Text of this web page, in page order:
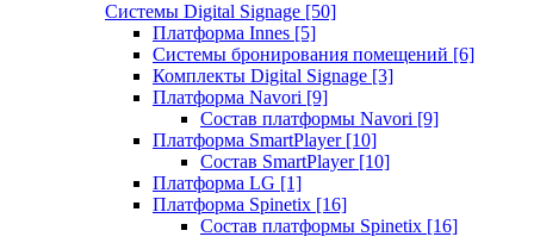
Системы Digital Signage [50]
Платформа Innes [5]
Системы бронирования помещений [6]
Комплекты Digital Signage [3]
Платформа Navori [9]
Состав платформы Navori [9]
Платформа SmartPlayer [10]
Состав SmartPlayer [10]
Платформа LG [1]
Платформа Spinetix [16]
Состав платформы Spinetix [16]